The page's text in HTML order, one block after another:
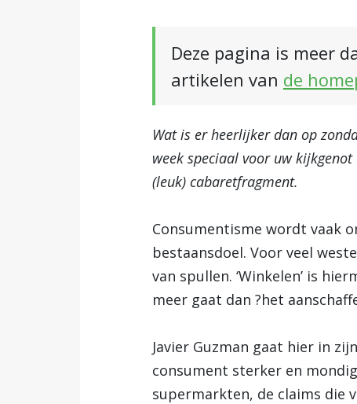
Deze pagina is meer
artikelen van de
Wat is er heerlijker dan op
week speciaal voor uw
(leuk) cabaretfragment.
Consumentisme wordt vaak
bestaansdoel. Voor veel
van spullen. ‘Winkelen’ is
meer gaat dan ?het
Javier Guzman gaat hier in
consument sterker en
supermarkten, de claims die